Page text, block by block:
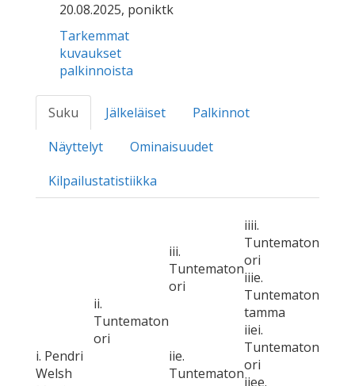
20.08.2025, poniktk
Tarkemmat
kuvaukset
palkinnoista
Suku Jälkeläiset
Palkinnot
Näyttelyt
Ominaisuudet
Kilpailustatistiikka
i. Pendri
Welsh
ii.
Tuntematon
ori
iii.
Tuntematon
ori
iiii.
Tuntematon
ori
iiie.
Tuntematon
tamma
iie.
Tuntematon
iiei.
Tuntematon
ori
iiee.